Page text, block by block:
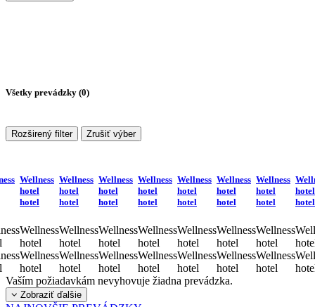
Všetky prevádzky (0)
Rozširený filter Zrušiť výber
Wellness
hotel
hotel
Wellness
hotel
Wellness
hotel
Wellness
hotel
hotel
Wellness
hotel
Wellness
hotel
Wellness
hotel
hotel
Wellness
hotel
Wellness
hotel
Wellness
hotel
hotel
Wellness
hotel
Wellness
hotel
Wellness
hotel
hotel
Wellness
hotel
Wellness
hotel
Wellness
hotel
hotel
Wellness
hotel
Wellness
hotel
Wellness
hotel
hotel
Wellness
hotel
Wellness
hotel
hotel
hotel
Vaším požiadavkám nevyhovuje žiadna prevádzka.
Zobraziť ďalšie